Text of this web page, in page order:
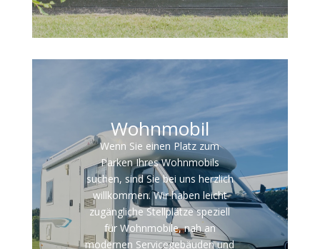
Wohnmobil
Wenn Sie einen Platz zum
Parken Ihres Wohnmobils
suchen, sind Sie bei uns herzlich
willkommen. Wir haben leicht
zugängliche Stellplätze speziell
für Wohnmobile, nah an
modernen Servicegebäuden und